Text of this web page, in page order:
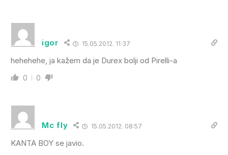
igor 15.05.2012. 11:37
hehehehe, ja kažem da je Durex bolji od Pirelli-a
0 0
Mc fly 15.05.2012. 08:57
KANTA BOY se javio.